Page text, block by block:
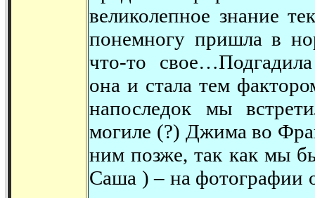
великолепное знание
понемногу пришла в
что-то
она и стала тем
напоследок мы
могиле (?) Джима во
ним позже, так как мы
Саша ) – на фотографии